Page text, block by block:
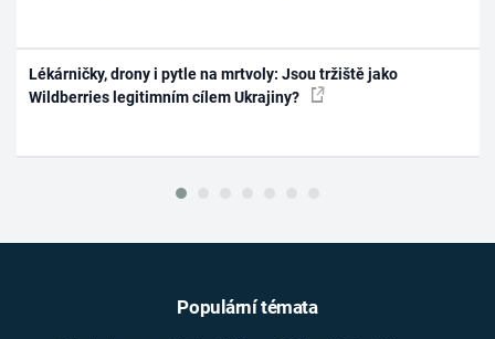
Lékárničky, drony i pytle na mrtvoly: Jsou tržiště jako
Wildberries legitimním cílem Ukrajiny?
Populární témata